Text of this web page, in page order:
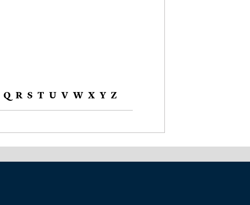
Q R S T U V W X Y Z